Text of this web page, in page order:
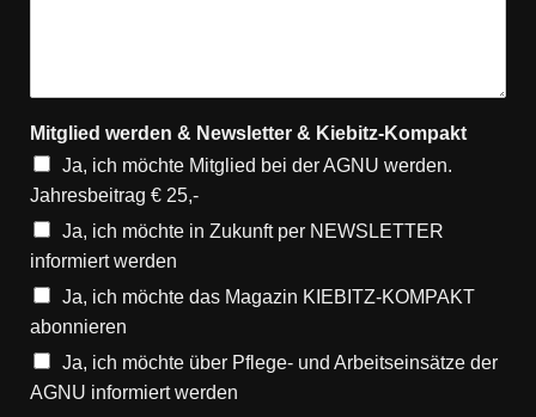
Mitglied werden & Newsletter & Kiebitz-Kompakt
Ja, ich möchte Mitglied bei der AGNU werden.
Jahresbeitrag € 25,-
Ja, ich möchte in Zukunft per NEWSLETTER
informiert werden
Ja, ich möchte das Magazin KIEBITZ-KOMPAKT
abonnieren
Ja, ich möchte über Pflege- und Arbeitseinsätze der
AGNU informiert werden